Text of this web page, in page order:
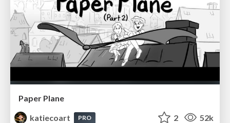
Paper Plane
katiecoart
PRO 2 52k